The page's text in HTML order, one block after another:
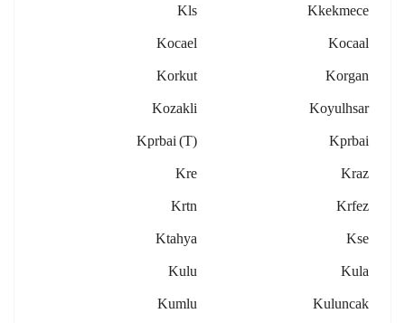
Kkekmece
Kls
Kocaal
Kocael
Korgan
Korkut
Koyulhsar
Kozakli
Kprbai
Kprbai (t)
Kraz
Kre
Krfez
Krtn
Kse
Ktahya
Kula
Kulu
Kuluncak
Kumlu